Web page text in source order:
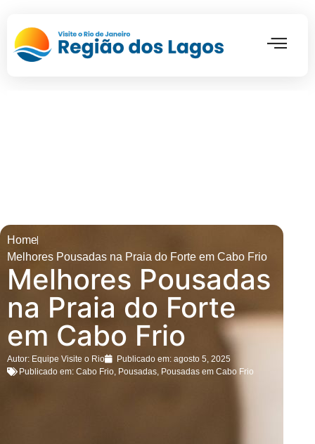
Home
Melhores Pousadas na Praia do Forte em Cabo Frio
Melhores Pousadas
na Praia do Forte
em Cabo Frio
Autor: Equipe Visite o Rio Publicado em: agosto 5, 2025
Publicado em: Cabo Frio, Pousadas, Pousadas em Cabo Frio